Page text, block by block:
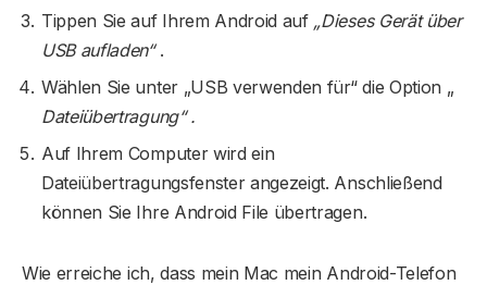
Tippen Sie auf Ihrem Android auf „Dieses Gerät über
USB aufladen“.
Wählen Sie unter „USB verwenden für“ die Option „
Dateiübertragung“ .
Auf Ihrem Computer wird ein
Dateiübertragungsfenster angezeigt. Anschließend
können Sie Ihre Android File übertragen.
Wie erreiche ich, dass mein Mac mein Android-Telefon